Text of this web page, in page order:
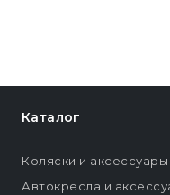
Каталог
Коляски и аксессуары
Автокресла и